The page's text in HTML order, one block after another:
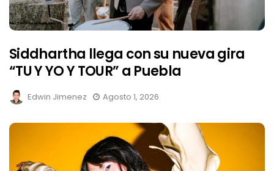
Siddhartha llega con su nueva gira
“TU Y YO Y TOUR” a Puebla
Edwin Jimenez Agosto 1, 2026